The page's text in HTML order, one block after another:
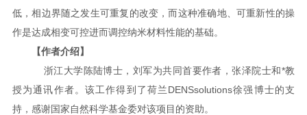
低，相边界随之发生可重复的改变，而这种准确地、可重新性的操
作是达成相变可控进而调控纳米材料性能的基础。
【作者介绍】
浙江大学陈陆博士，刘军为共同首要作者，张泽院士和*教
授为通讯作者。该工作得到了荷兰DENSsolutions徐强博士的支
持，感谢国家自然科学基金委对该项目的资助。